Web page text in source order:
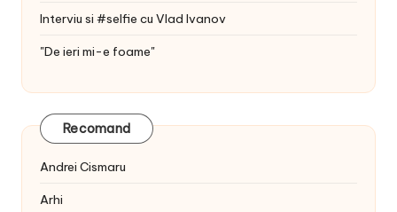
Interviu si #selfie cu Vlad Ivanov
"De ieri mi-e foame"
Recomand
Andrei Cismaru
Arhi